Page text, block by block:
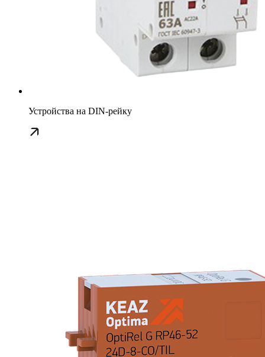
Устройства на DIN-рейку